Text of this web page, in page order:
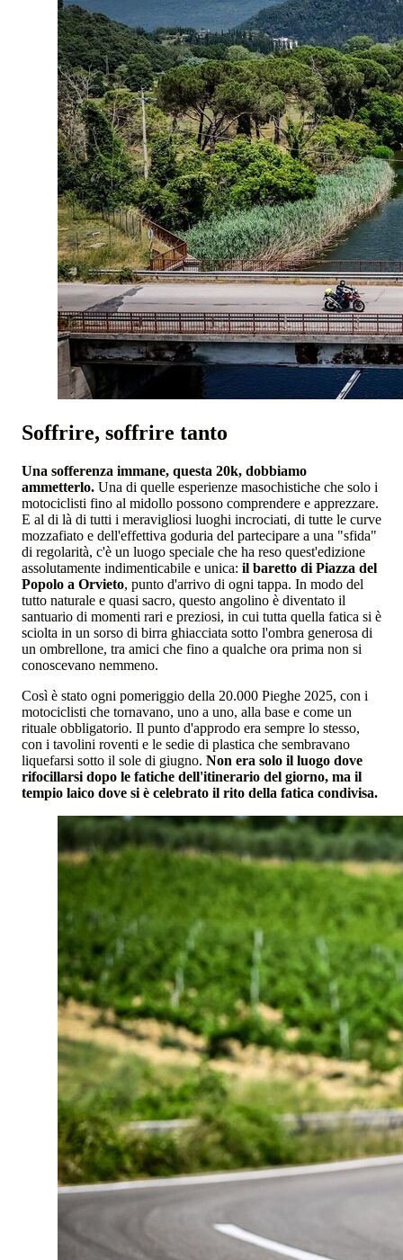
Soffrire, soffrire tanto
Una sofferenza immane, questa 20k, dobbiamo
ammetterlo. Una di quelle esperienze masochistiche che solo i
motociclisti fino al midollo possono comprendere e apprezzare.
E al di là di tutti i meravigliosi luoghi incrociati, di tutte le curve
mozzafiato e dell'effettiva goduria del partecipare a una "sfida"
di regolarità, c'è un luogo speciale che ha reso quest'edizione
assolutamente indimenticabile e unica: il baretto di Piazza del
Popolo a Orvieto, punto d'arrivo di ogni tappa. In modo del
tutto naturale e quasi sacro, questo angolino è diventato il
santuario di momenti rari e preziosi, in cui tutta quella fatica si è
sciolta in un sorso di birra ghiacciata sotto l'ombra generosa di
un ombrellone, tra amici che fino a qualche ora prima non si
conoscevano nemmeno.
Così è stato ogni pomeriggio della 20.000 Pieghe 2025, con i
motociclisti che tornavano, uno a uno, alla base e come un
rituale obbligatorio. Il punto d'approdo era sempre lo stesso,
con i tavolini roventi e le sedie di plastica che sembravano
liquefarsi sotto il sole di giugno. Non era solo il luogo dove
rifocillarsi dopo le fatiche dell'itinerario del giorno, ma il
tempio laico dove si è celebrato il rito della fatica condivisa.